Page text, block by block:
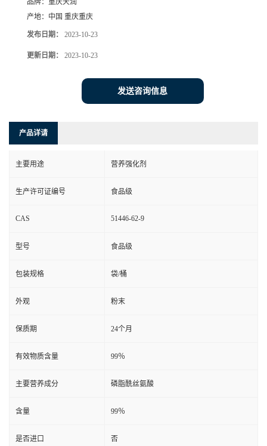
产地： 中国 重庆重庆
发布日期： 2023-10-23
更新日期： 2023-10-23
发送咨询信息
产品详请
主要用途 营养强化剂
生产许可证编号 食品级
CAS 51446-62-9
型号 食品级
包装规格 袋/桶
外观 粉末
保质期 24个月
有效物质含量 99％
主要营养成分 磷脂酰丝氨酸
含量 99％
是否进口 否